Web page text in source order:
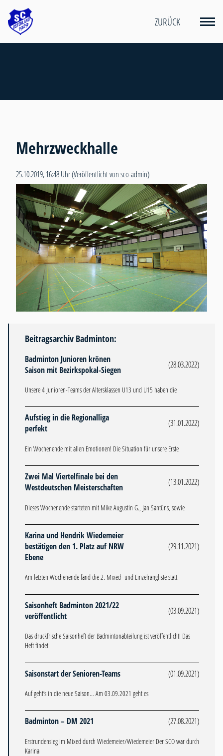
ZURÜCK
Mehrzweckhalle
25.10.2019, 16:48 Uhr(Veröffentlicht von sco-admin)
Beitragsarchiv Badminton:
Badminton Junioren krönen
Saison mit Bezirkspokal-Siegen
(28.03.2022)
Unsere 4 Junioren-Teams der Altersklassen U13 und U15 haben die
Aufstieg in die Regionalliga
perfekt
(31.01.2022)
Ein Wochenende mit allen Emotionen! Die Situation für unsere Erste
Zwei Mal Viertelfinale bei den
Westdeutschen Meisterschaften
(13.01.2022)
Dieses Wochenende starteten mit Mike Augustin G., Jan Santüns, sowie
Karina und Hendrik Wiedemeier
bestätigen den 1. Platz auf NRW
Ebene
(29.11.2021)
Am letzten Wochenende fand die 2. Mixed- und Einzelrangliste statt.
Saisonheft Badminton 2021/22
veröffentlicht
(03.09.2021)
Das druckfrische Saisonheft der Badmintonabteilung ist veröffentlicht! Das
Heft findet
Saisonstart der Senioren-Teams (01.09.2021)
Auf geht’s in die neue Saison… Am 03.09.2021 geht es
Badminton – DM 2021 (27.08.2021)
Erstrundensieg im Mixed durch Wiedemeier/Wiedemeier Der SCO war durch
Karina